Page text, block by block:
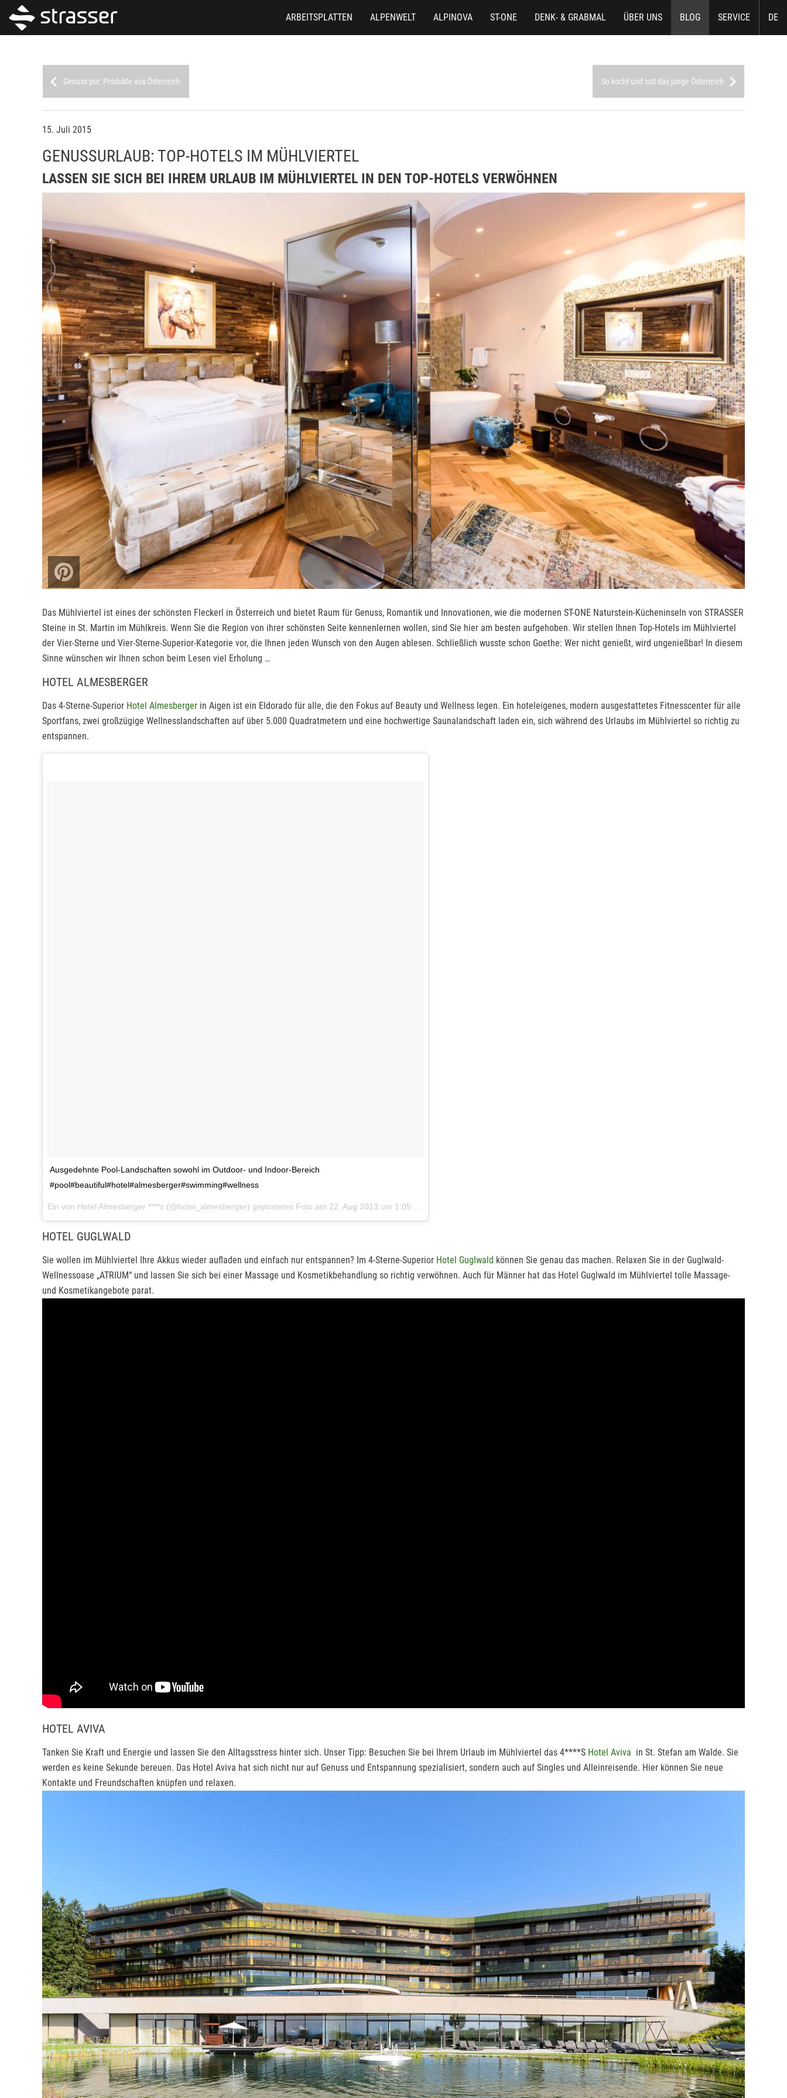
DE
ARBEITSPLATTEN ALPENWELT ALPINOVA ST-ONE DENK- & GRABMAL ÜBER UNS BLOG SERVICE
Genuss pur: Produkte aus Österreich So kocht und isst das junge Österreich
15. Juli 2015
GENUSSURLAUB: TOP-HOTELS IM MÜHLVIERTEL
LASSEN SIE SICH BEI IHREM URLAUB IM MÜHLVIERTEL IN DEN TOP-HOTELS VERWÖHNEN
Das Mühlviertel ist eines der schönsten Fleckerl in Österreich und bietet Raum für Genuss, Romantik und Innovationen, wie die modernen ST-ONE Naturstein-Kücheninseln von STRASSER
Steine in St. Martin im Mühlkreis. Wenn Sie die Region von ihrer schönsten Seite kennenlernen wollen, sind Sie hier am besten aufgehoben. Wir stellen Ihnen Top-Hotels im Mühlviertel
der Vier-Sterne und Vier-Sterne-Superior-Kategorie vor, die Ihnen jeden Wunsch von den Augen ablesen. Schließlich wusste schon Goethe: Wer nicht genießt, wird ungenießbar! In diesem
Sinne wünschen wir Ihnen schon beim Lesen viel Erholung …
HOTEL ALMESBERGER
Das 4-Sterne-Superior Hotel Almesberger in Aigen ist ein Eldorado für alle, die den Fokus auf Beauty und Wellness legen. Ein hoteleigenes, modern ausgestattetes Fitnesscenter für alle
Sportfans, zwei großzügige Wellnesslandschaften auf über 5.000 Quadratmetern und eine hochwertige Saunalandschaft laden ein, sich während des Urlaubs im Mühlviertel so richtig zu
entspannen.
Ausgedehnte Pool-Landschaften sowohl im Outdoor- und Indoor-Bereich
#pool#beautiful#hotel#almesberger#swimming#wellness
Ein von Hotel Almesberger ****s (@hotel_almesberger) gepostetes Foto am 22. Aug 2013 um 1:05 Uhr
HOTEL GUGLWALD
Sie wollen im Mühlviertel Ihre Akkus wieder aufladen und einfach nur entspannen? Im 4-Sterne-Superior Hotel Guglwald können Sie genau das machen. Relaxen Sie in der Guglwald-
Wellnessoase „ATRIUM“ und lassen Sie sich bei einer Massage und Kosmetikbehandlung so richtig verwöhnen. Auch für Männer hat das Hotel Guglwald im Mühlviertel tolle Massage-
und Kosmetikangebote parat.
HOTEL AVIVA
Tanken Sie Kraft und Energie und lassen Sie den Alltagsstress hinter sich. Unser Tipp: Besuchen Sie bei Ihrem Urlaub im Mühlviertel das 4****S Hotel Aviva in St. Stefan am Walde. Sie
werden es keine Sekunde bereuen. Das Hotel Aviva hat sich nicht nur auf Genuss und Entspannung spezialisiert, sondern auch auf Singles und Alleinreisende. Hier können Sie neue
Kontakte und Freundschaften knüpfen und relaxen.